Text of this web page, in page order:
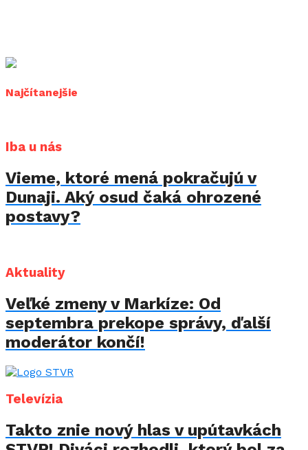
Najčítanejšie
Iba u nás
Vieme, ktoré mená pokračujú v
Dunaji. Aký osud čaká ohrozené
postavy?
Aktuality
Veľké zmeny v Markíze: Od
septembra prekope správy, ďalší
moderátor končí!
Televízia
Takto znie nový hlas v upútavkách